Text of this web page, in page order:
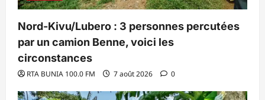
Nord-Kivu/Lubero : 3 personnes percutées
par un camion Benne, voici les
circonstances
RTA BUNIA 100.0 FM 7 août 2026 0